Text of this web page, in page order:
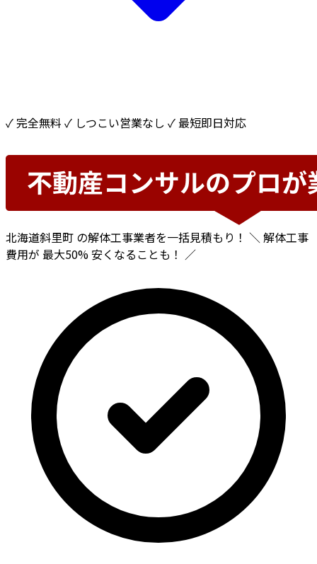
✓ 完全無料 ✓ しつこい営業なし ✓ 最短即日対応
北海道斜里町 の解体工事業者を一括見積もり！ ＼ 解体工事
費用が 最大50%安くなることも！ ／